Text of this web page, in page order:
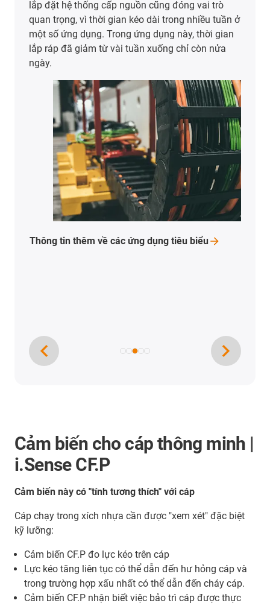
Cáp hàn sẵn đầu nối
Trong trường hợp này, cáp igus® readycable® là
một phần của readychain®, đảm bảo nguồn điện
cho các sàn nâng dạng telescopic. Hệ thống bao
gồm xích nhựa dẫn cáp và cáp hàn sẵn đầu nối
nhất và có thể lắp đặt ngay lập tức.
Cảm biến cho cáp thông minh |
i.Sense CF.P
Cảm biến này có "tính tương thích" với cáp
Cáp chạy trong xích nhựa cần được "xem xét" đặc biệt
kỹ lưỡng:
Cảm biến CF.P đo lực kéo trên cáp
Lực kéo tăng liên tục có thể dẫn đến hư hỏng cáp và
trong trường hợp xấu nhất có thể dẫn đến cháy cáp.
Cảm biến CF.P nhận biết việc bảo trì cáp được thực